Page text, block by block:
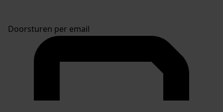
Doorsturen per email